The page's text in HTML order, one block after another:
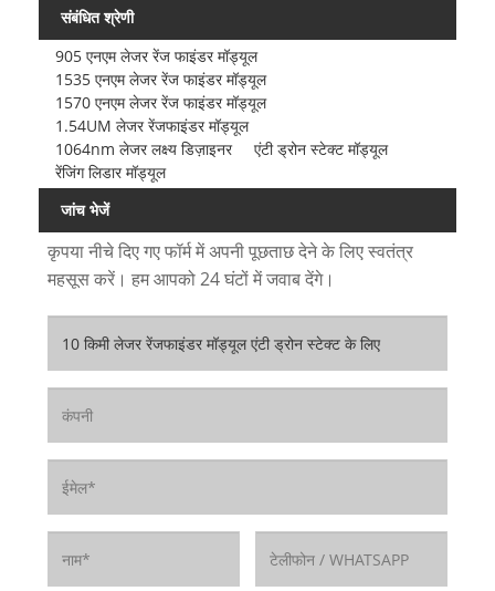
संबंधित श्रेणी
905 एनएम लेजर रेंज फाइंडर मॉड्यूल
1535 एनएम लेजर रेंज फाइंडर मॉड्यूल
1570 एनएम लेजर रेंज फाइंडर मॉड्यूल
1.54UM लेजर रेंजफाइंडर मॉड्यूल
1064nm लेजर लक्ष्य डिज़ाइनर
एंटी ड्रोन स्टेक्ट मॉड्यूल
रेंजिंग लिडार मॉड्यूल
जांच भेजें
कृपया नीचे दिए गए फॉर्म में अपनी पूछताछ देने के लिए स्वतंत्र
महसूस करें। हम आपको 24 घंटों में जवाब देंगे।